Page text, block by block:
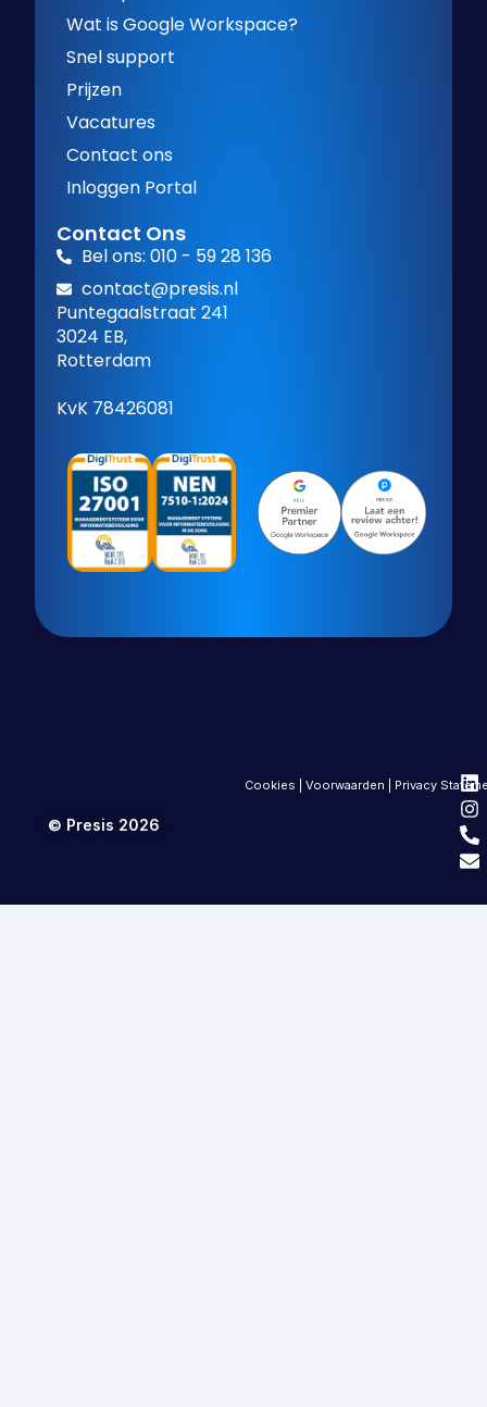
Wat is Google Workspace?
Snel support
Prijzen
Vacatures
Contact ons
Inloggen Portal
Contact Ons
Bel ons: 010 - 59 28 136
contact@presis.nl
Puntegaalstraat 241
3024 EB,
Rotterdam
KvK 78426081
© Presis 2026
Cookies |Voorwaarden Privacy